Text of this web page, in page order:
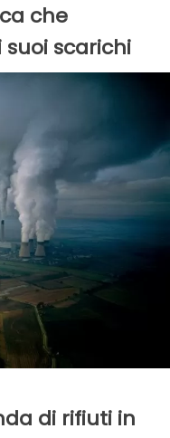
che
scarichi
di rifiuti in